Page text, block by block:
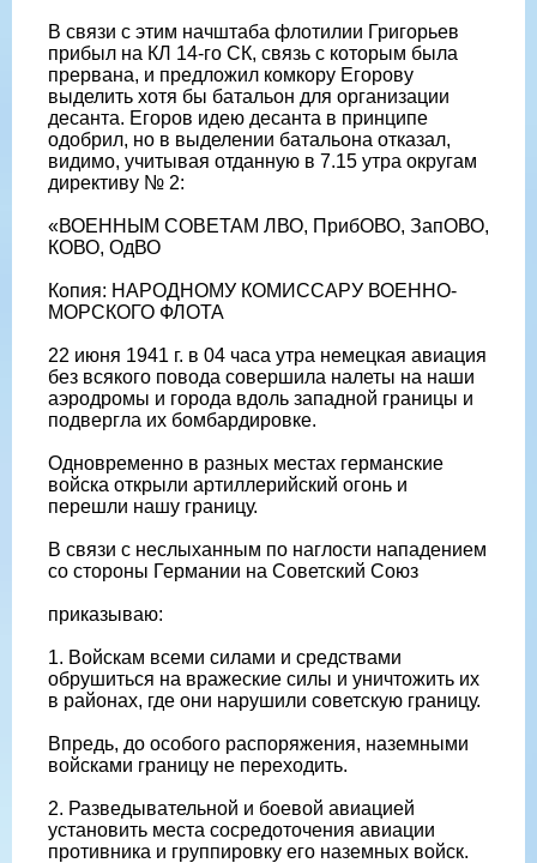
В связи с этим начштаба флотилии Григорьев
прибыл на КЛ 14-го СК, связь с которым была
прервана, и предложил комкору Егорову
выделить хотя бы батальон для организации
десанта. Егоров идею десанта в принципе
одобрил, но в выделении батальона отказал,
видимо, учитывая отданную в 7.15 утра округам
директиву № 2:
«ВОЕННЫМ СОВЕТАМ ЛВО, ПрибОВО, ЗапОВО,
КОВО, ОдВО
Копия: НАРОДНОМУ КОМИССАРУ ВОЕННО-
МОРСКОГО ФЛОТА
22 июня 1941 г. в 04 часа утра немецкая авиация
без всякого повода совершила налеты на наши
аэродромы и города вдоль западной границы и
подвергла их бомбардировке.
Одновременно в разных местах германские
войска открыли артиллерийский огонь и
перешли нашу границу.
В связи с неслыханным по наглости нападением
со стороны Германии на Советский Союз
приказываю:
1. Войскам всеми силами и средствами
обрушиться на вражеские силы и уничтожить их
в районах, где они нарушили советскую границу.
Впредь, до особого распоряжения, наземными
войсками границу не переходить.
2. Разведывательной и боевой авиацией
установить места сосредоточения авиации
противника и группировку его наземных войск.